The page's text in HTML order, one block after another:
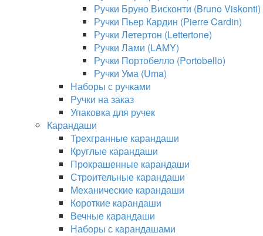
Ручки Бруно Висконти (Bruno Viskonti)
Ручки Пьер Кардин (Pierre Cardin)
Ручки Летертон (Lettertone)
Ручки Лами (LAMY)
Ручки Портобелло (Portobello)
Ручки Ума (Uma)
Наборы с ручками
Ручки на заказ
Упаковка для ручек
Карандаши
Трехгранные карандаши
Круглые карандаши
Прокрашенные карандаши
Строительные карандаши
Механические карандаши
Короткие карандаши
Вечные карандаши
Наборы с карандашами